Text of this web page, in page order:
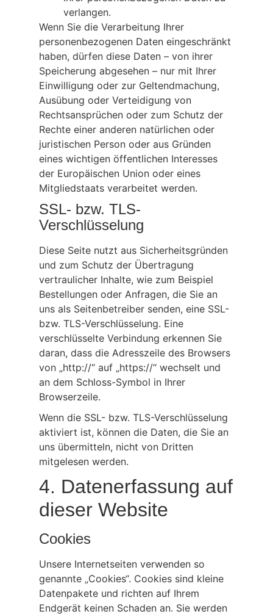
verlangen.
Wenn Sie die Verarbeitung Ihrer
personenbezogenen Daten eingeschränkt
haben, dürfen diese Daten – von ihrer
Speicherung abgesehen – nur mit Ihrer
Einwilligung oder zur Geltendmachung,
Ausübung oder Verteidigung von
Rechtsansprüchen oder zum Schutz der
Rechte einer anderen natürlichen oder
juristischen Person oder aus Gründen
eines wichtigen öffentlichen Interesses
der Europäischen Union oder eines
Mitgliedstaats verarbeitet werden.
SSL- bzw. TLS-
Verschlüsselung
Diese Seite nutzt aus Sicherheitsgründen
und zum Schutz der Übertragung
vertraulicher Inhalte, wie zum Beispiel
Bestellungen oder Anfragen, die Sie an
uns als Seitenbetreiber senden, eine SSL-
bzw. TLS-Verschlüsselung. Eine
verschlüsselte Verbindung erkennen Sie
daran, dass die Adresszeile des Browsers
von „http://“ auf „https://“ wechselt und
an dem Schloss-Symbol in Ihrer
Browserzeile.
Wenn die SSL- bzw. TLS-Verschlüsselung
aktiviert ist, können die Daten, die Sie an
uns übermitteln, nicht von Dritten
mitgelesen werden.
4. Datenerfassung auf
dieser Website
Cookies
Unsere Internetseiten verwenden so
genannte „Cookies“. Cookies sind kleine
Datenpakete und richten auf Ihrem
Endgerät keinen Schaden an. Sie werden